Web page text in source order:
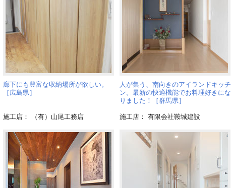
廊下にも豊富な収納場所が欲しい。
［広島県］
施工店： （有）山尾工務店
人が集う、南向きのアイランドキッチ
ン。最新の快適機能でお料理好きにな
りました！［群馬県］
施工店： 有限会社鞍城建設